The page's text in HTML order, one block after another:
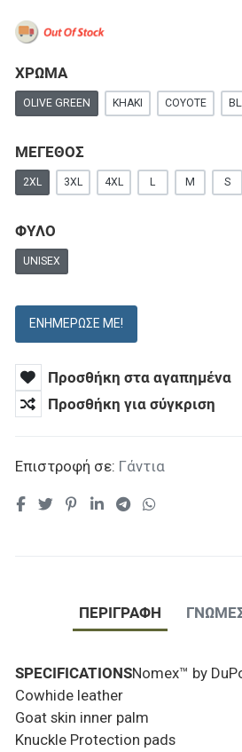
ΧΡΩΜΑ
OLIVE GREEN KHAKI COYOTE
ΜΕΓΕΘΟΣ
2XL 3XL 4XL L M S
ΦΥΛΟ
UNISEX
ΕΝΗΜΈΡΩΣΕ ΜΕ!
Προσθήκη στα αγαπημένα
Προσθήκη για σύγκριση
Επιστροφή σε: Γάντια
ΠΕΡΙΓΡΑΦΉ
SPECIFICATIONSNomex™ by
Cowhide leather
Goat skin inner palm
Knuckle Protection pads